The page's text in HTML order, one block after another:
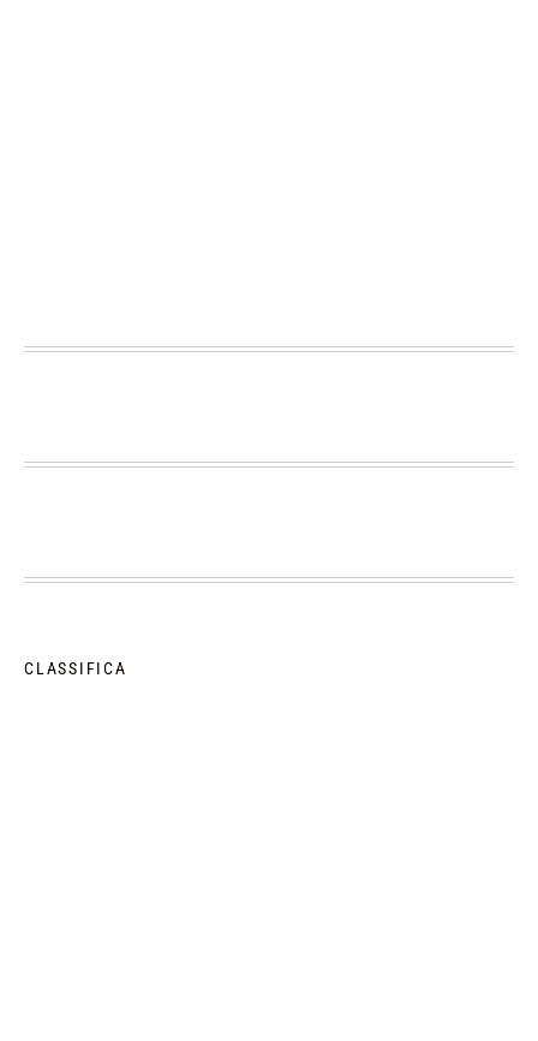
CLASSIFICA